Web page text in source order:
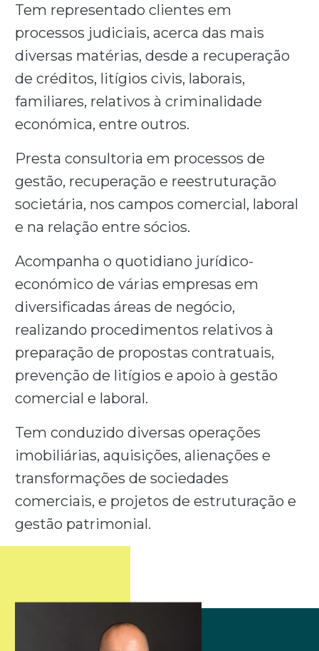
Tem representado clientes em
processos judiciais, acerca das mais
diversas matérias, desde a recuperação
de créditos, litígios civis, laborais,
familiares, relativos à criminalidade
económica, entre outros.
Presta consultoria em processos de
gestão, recuperação e reestruturação
societária, nos campos comercial, laboral
e na relação entre sócios.
Acompanha o quotidiano jurídico-
económico de várias empresas em
diversificadas áreas de negócio,
realizando procedimentos relativos à
preparação de propostas contratuais,
prevenção de litígios e apoio à gestão
comercial e laboral.
Tem conduzido diversas operações
imobiliárias, aquisições, alienações e
transformações de sociedades
comerciais, e projetos de estruturação e
gestão patrimonial.